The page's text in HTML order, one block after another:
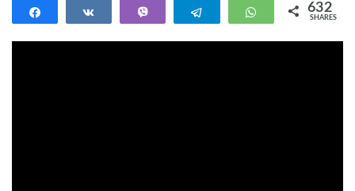
Telegram WhatsApp
632
SHARES